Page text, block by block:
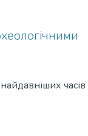
часів